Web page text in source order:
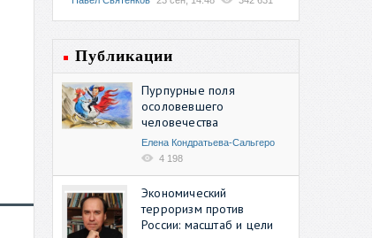
Публикации
Пурпурные поля
осоловевшего
человечества
Елена Кондратьева-Сальгеро
4 198
Экономический
терроризм против
России: масштаб и цели